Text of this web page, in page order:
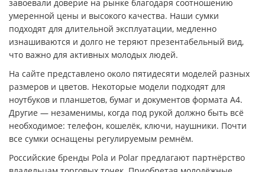
завоевали доверие на рынке благодаря соотношению
умеренной цены и высокого качества. Наши сумки
подходят для длительной эксплуатации, медленно
изнашиваются и долго не теряют презентабельный вид,
что важно для активных молодых людей.
На сайте представлено около пятидесяти моделей разных
размеров и цветов. Некоторые модели подходят для
ноутбуков и планшетов, бумаг и документов формата А4.
Другие — незаменимы, когда под рукой должно быть всё
необходимое: телефон, кошелёк, ключи, наушники. Почти
все сумки оснащены регулируемым ремнём.
Российские бренды Pola и Polar предлагают партнёрство